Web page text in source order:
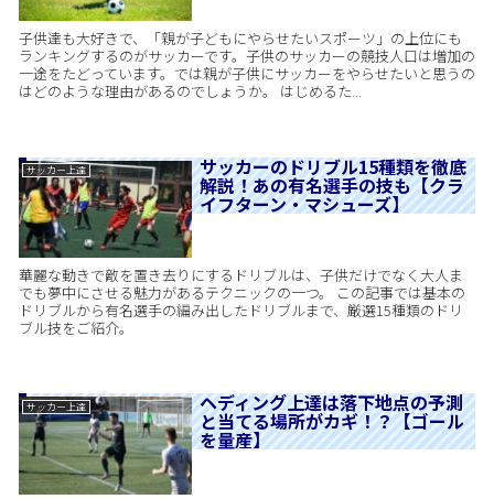
子供達も大好きで、「親が子どもにやらせたいスポーツ」の上位にも
ランキングするのがサッカーです。子供のサッカーの競技人口は増加の
一途をたどっています。では親が子供にサッカーをやらせたいと思うの
はどのような理由があるのでしょうか。 はじめるた...
サッカー上達 サッカーのドリブル15種類を徹底
解説！あの有名選手の技も【クラ
イフターン・マシューズ】
華麗な動きで敵を置き去りにするドリブルは、子供だけでなく大人ま
でも夢中にさせる魅力があるテクニックの一つ。 この記事では基本の
ドリブルから有名選手の編み出したドリブルまで、厳選15種類のドリ
ブル技をご紹介。
サッカー上達 ヘディング上達は落下地点の予測
と当てる場所がカギ！？【ゴール
を量産】